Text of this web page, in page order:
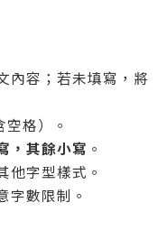
內容；若未填寫，將
空格）。
，其餘小寫 。
他字型樣式。
字數限制。